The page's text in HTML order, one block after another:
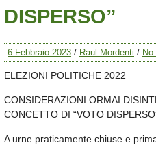
DISPERSO”
6 Febbraio 2023 / Raul Mordenti /
ELEZIONI POLITICHE 2022
CONSIDERAZIONI ORMAI
CONCETTO DI “VOTO
A urne praticamente chiuse e